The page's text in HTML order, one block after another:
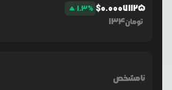
1.3% $0.00071125
134تومان
نامشخص